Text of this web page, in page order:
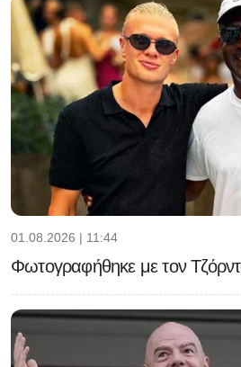
01.08.2026 | 11:44
Φωτογραφήθηκε με τον